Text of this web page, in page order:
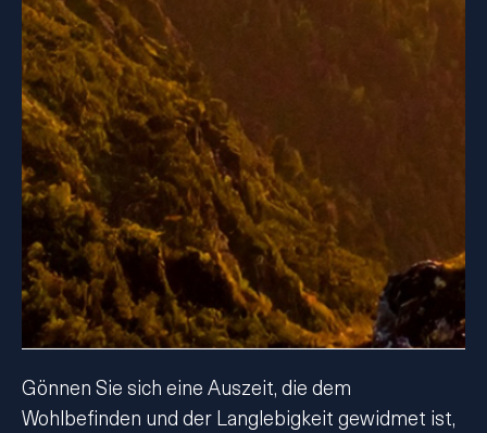
Gönnen Sie sich eine Auszeit, die dem
Wohlbefinden und der Langlebigkeit gewidmet ist,